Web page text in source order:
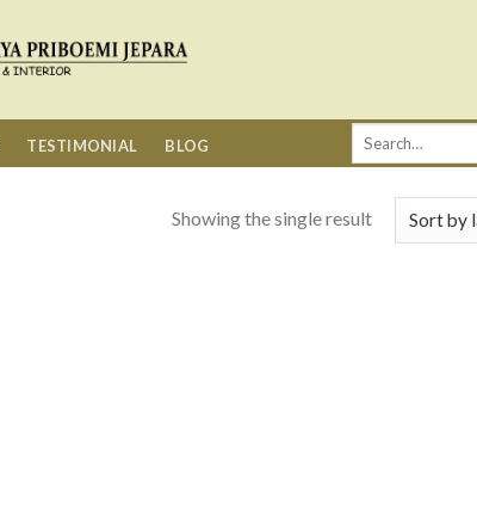
TESTIMONIAL BLOG
Search
Showing the single result